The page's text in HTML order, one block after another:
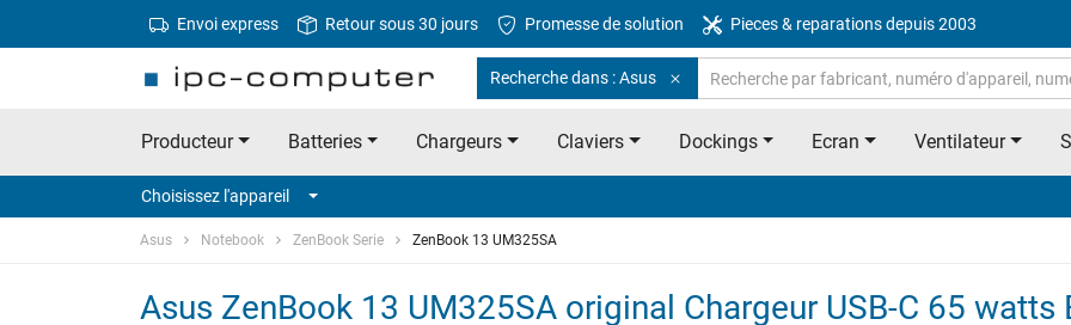
Envoi express Retour sous 30 jours Promesse de solution Pieces & reparations depuis 2003
Recherche dans : Asus
Producteur Batteries Chargeurs Claviers Dockings Ecran Ventilateur
Choisissez l'appareil
Asus Notebook ZenBook Serie ZenBook 13 UM325SA
Asus ZenBook 13 UM325SA original Chargeur USB-C 65 watts